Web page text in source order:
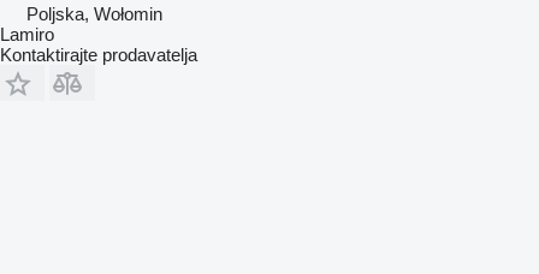
Poljska, Wołomin
Lamiro
Kontaktirajte prodavatelja